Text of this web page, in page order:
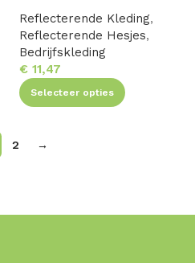
Reflecterende Kleding,
Reflecterende Hesjes,
Bedrijfskleding
€ 11,47
Selecteer opties
2 →